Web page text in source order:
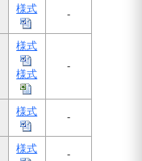
様式 -
様式
様式
-
様式 -
様式 -